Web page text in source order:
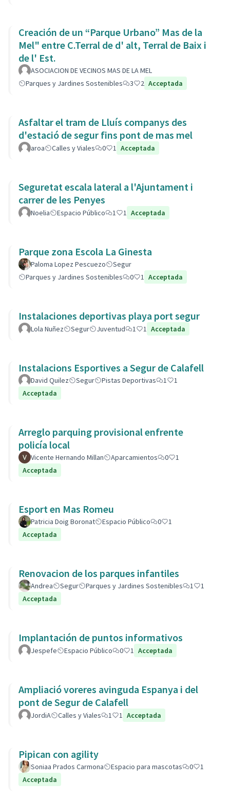
Creación de un “Parque Urbano” Mas de la
Mel" entre C.Terral de d' alt, Terral de Baix i
de l' Est.
ASOCIACION DE VECINOS MAS DE LA MEL
Parques y Jardines Sostenibles
3 2 Acceptada
Asfaltar el tram de Lluís companys des
d'estació de segur fins pont de mas mel
aroa Calles y Viales 0 1 Acceptada
Seguretat escala lateral a l'Ajuntament i
carrer de les Penyes
Noelia Espacio Público 1 1 Acceptada
Parque zona Escola La Ginesta
Paloma Lopez Pescuezo
Segur
Parques y Jardines Sostenibles
0 1 Acceptada
Instalaciones deportivas playa port segur
Lola Nuñez Segur Juventud 1 1 Acceptada
Instalacions Esportives a Segur de Calafell
David Quilez Segur Pistas Deportivas 1
1
Acceptada
Arreglo parquing provisional enfrente
policía local
Vicente Hernando Millan Aparcamientos 0
1
Acceptada
Esport en Mas Romeu
Patricia Doig Boronat Espacio Público 0
1
Acceptada
Renovacion de los parques infantiles
Andrea Segur Parques y Jardines Sostenibles 1
1
Acceptada
Implantación de puntos informativos
Jespefe Espacio Público 0 1 Acceptada
Ampliació voreres avinguda Espanya i del
pont de Segur de Calafell
JordiA Calles y Viales 1 1 Acceptada
Pipican con agility
Soniaa Prados Carmona Espacio para mascotas 0
1
Acceptada